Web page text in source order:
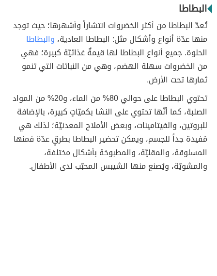
البطاطا
تُعدّ البطاطا من أكثر الخضروات انتشاراً وأشهرها؛ حيث توجد
منها عدّة أنواع وأشكال مثل: البطاطا العادية، والبطاطا
الحلوة. جميع أنواع البطاطا لها قيمةٌ غذائيّة كبيرة؛ فهي
من الخضروات سهلة الهضم، وهي من النباتات التي تنمو
ثمارها تحت الأرض.
تحتوي البطاطا على حوالي 80% من الماء، و20% من المواد
الصلبة، كما أنّها تحتوي على النشا بكميّاتٍ كبيرة، بالإضافة
للبروتين، والفيتامينات، وبعض الأملاح المعدنيّة؛ لذلك هي
مُفيدة جداً للجسم، ويمكن تحضير البطاطا بطرقٍ عدّة فمنها
المسلوقة، والمقليّة، والمطبوخة بأشكال مختلفة،
والمشويّة، ويُصنع منها الشيبس المحبّب لدى الأطفال.